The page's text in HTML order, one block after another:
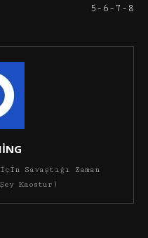
5-6-7-8
Savaştığı Zaman
Kaostur)